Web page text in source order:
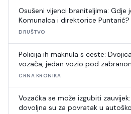
Osušeni vijenci braniteljima: Gdje
Komunalca i direktorice Puntarić?
DRUŠTVO
Policija ih maknula s ceste:
vozača, jedan vozio pod
CRNA KRONIKA
Vozačka se može izgubiti
dovoljna su za povratak u